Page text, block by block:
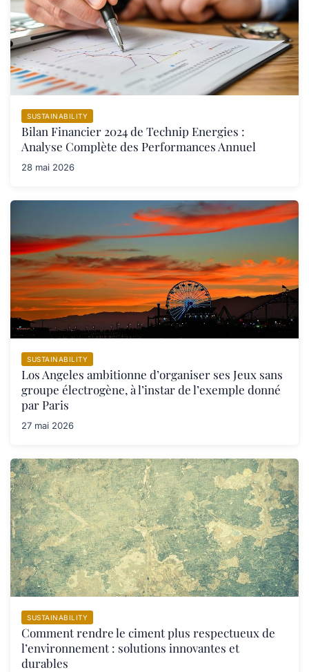
SUSTAINABILITY
Bilan Financier 2024 de Technip Energies :
Analyse Complète des Performances Annuel
28 mai 2026
SUSTAINABILITY
Los Angeles ambitionne d’organiser ses Jeux sans
groupe électrogène, à l’instar de l’exemple donné
par Paris
27 mai 2026
SUSTAINABILITY
Comment rendre le ciment plus respectueux de
l’environnement : solutions innovantes et
durables